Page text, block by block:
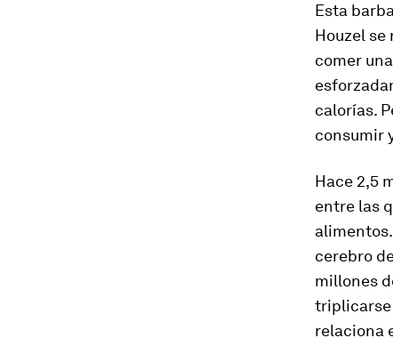
Esta
Houzel
comer
calorías.
consumir
Hace 2,5
entre las
cerebro
millones
triplicarse
relaciona